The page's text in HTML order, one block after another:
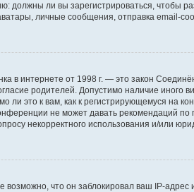
должны ли вы зарегистрироваться, чтобы
личные сообщения, отправка email-
в интернете от 1998 г. — это закон
родителей. Допустимо наличие иного
это к вам, как к регистрирующемуся на
не может давать рекомендаций
некорректного использования и/или
что он заблокировал ваш IP-